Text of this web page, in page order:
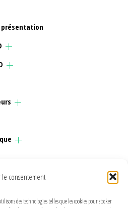
le consentement
des technologies telles que les cookies pour stocker